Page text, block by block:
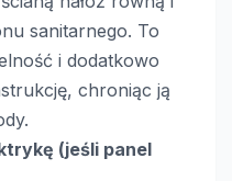
sanitarnego. To
i dodatkowo
chroniąc ją
(jeśli panel